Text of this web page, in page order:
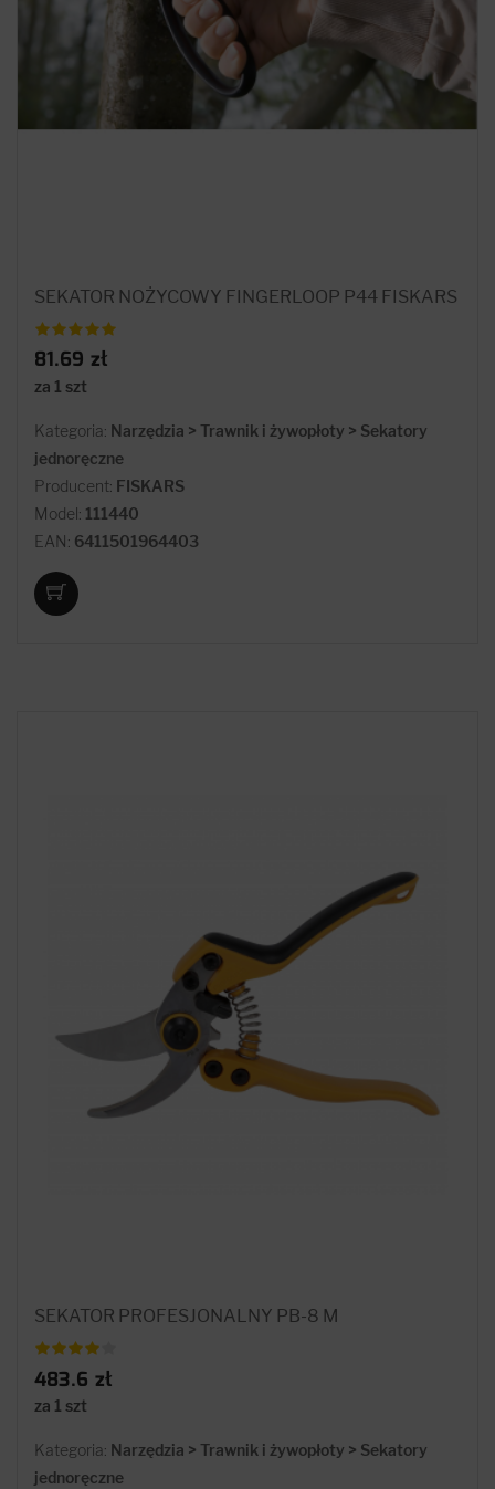
SEKATOR NOŻYCOWY FINGERLOOP P44 FISKARS
81.69 zł
za 1 szt
Kategoria: Narzędzia > Trawnik i żywopłoty > Sekatory
jednoręczne
Producent: FISKARS
Model: 111440
EAN: 6411501964403
SEKATOR PROFESJONALNY PB-8 M
483.6 zł
za 1 szt
Kategoria: Narzędzia > Trawnik i żywopłoty > Sekatory
jednoręczne